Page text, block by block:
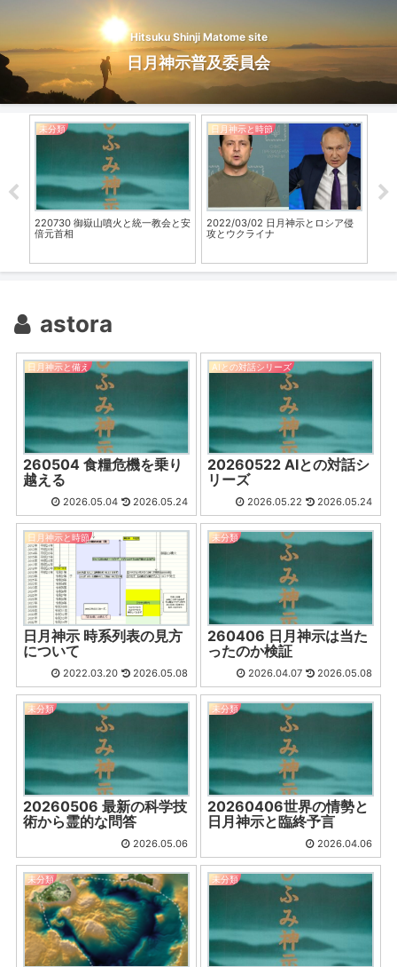
Hitsuku Shinji Matome site
日月神示普及委員会
未分類
220730 御嶽山噴火と統一教会と安
倍元首相
日月神示と時節
2022/03/02 日月神示とロシア侵
攻とウクライナ
astora
日月神示と備え
260504 食糧危機を乗り
越える
2026.05.04 2026.05.24
AIとの対話シリーズ
20260522 AIとの対話シ
リーズ
2026.05.22 2026.05.24
日月神示と時節
日月神示 時系列表の見方
について
2022.03.20 2026.05.08
未分類
260406 日月神示は当た
ったのか検証
2026.04.07 2026.05.08
未分類
20260506 最新の科学技
術から霊的な問答
2026.05.06
未分類
20260406世界の情勢と
日月神示と臨終予言
2026.04.06
未分類 未分類